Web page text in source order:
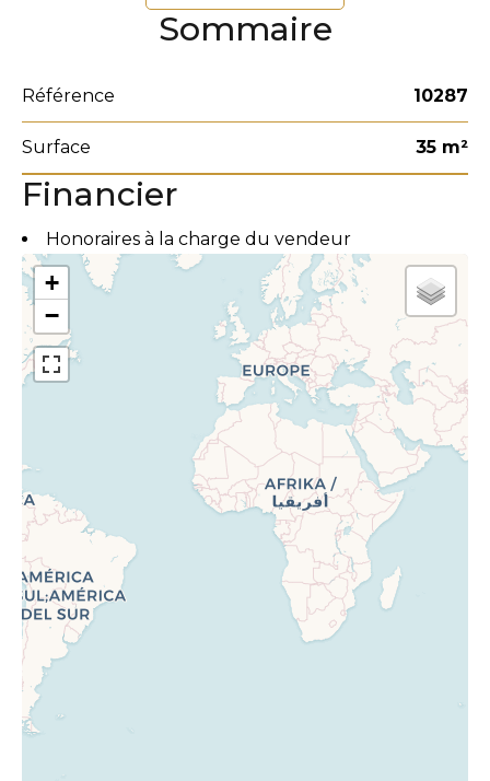
Sommaire
Référence 10287
Surface 35 m²
Financier
Honoraires à la charge du vendeur
+
−